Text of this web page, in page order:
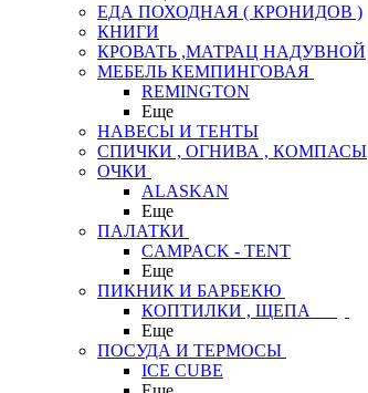
ЕДА ПОХОДНАЯ ( КРОНИДОВ )
КНИГИ
КРОВАТЬ ,МАТРАЦ НАДУВНОЙ
МЕБЕЛЬ КЕМПИНГОВАЯ
REMINGTON
Еще
НАВЕСЫ И ТЕНТЫ
СПИЧКИ , ОГНИВА , КОМПАСЫ
ОЧКИ
ALASKAN
Еще
ПАЛАТКИ
CAMPACK - TENT
Еще
ПИКНИК И БАРБЕКЮ
КОПТИЛКИ , ЩЕПА
Еще
ПОСУДА И ТЕРМОСЫ
ICE CUBE